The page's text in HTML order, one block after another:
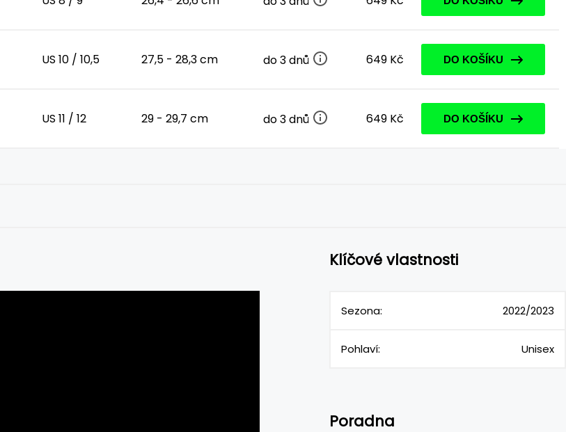
US 10 / 10,5 27,5 - 28,3 cm do 3 dnů 649 Kč DO KOŠÍKU
US 11 / 12 29 - 29,7 cm do 3 dnů 649 Kč DO KOŠÍKU
Klíčové vlastnosti
Sezona: 2022/2023
Pohlaví: Unisex
Poradna